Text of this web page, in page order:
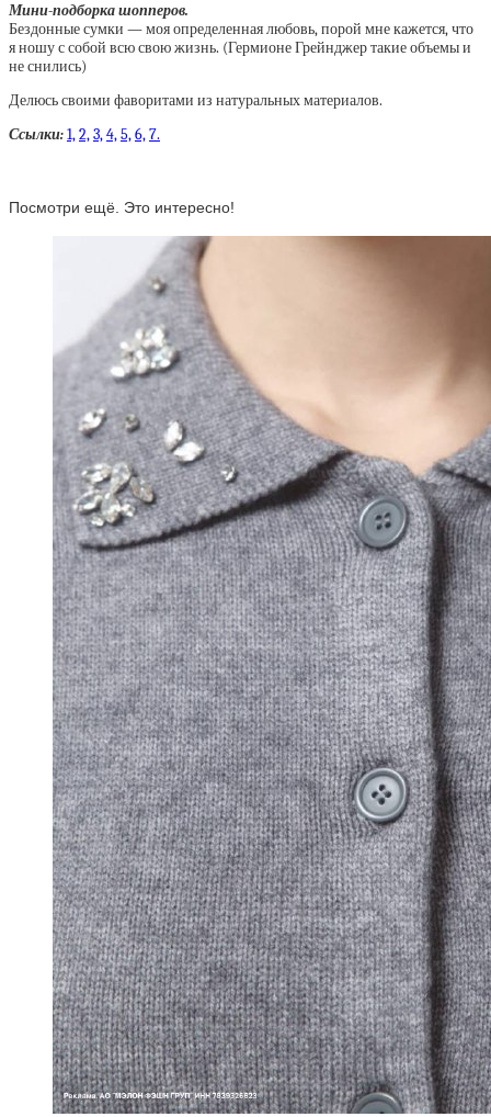
Мини-подборка шопперов.
Бездонные сумки — моя определенная любовь, порой мне кажется, что
я ношу с собой всю свою жизнь. (Гермионе Грейнджер такие объемы и
не снились)
Делюсь своими фаворитами из натуральных материалов.
Ссылки:1,2,3,4,5,6,7.
Посмотри ещё. Это интересно!